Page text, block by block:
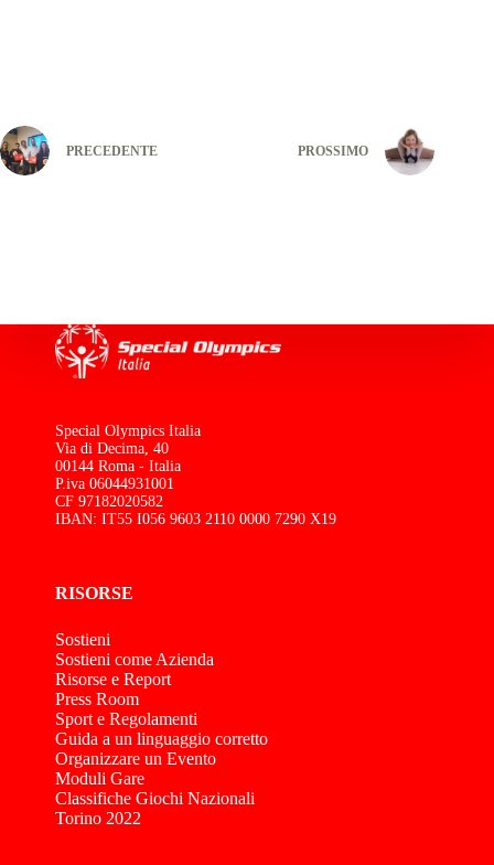
PRECEDENTE PROSSIMO
Special Olympics Italia
Via di Decima, 40
00144 Roma - Italia
P.iva 06044931001
CF 97182020582
IBAN: IT55 I056 9603 2110 0000 7290 X19
RISORSE
Sostieni
Sostieni come Azienda
Risorse e Report
Press Room
Sport e Regolamenti
Guida a un linguaggio corretto
Organizzare un Evento
Moduli Gare
Classifiche Giochi Nazionali
Torino 2022